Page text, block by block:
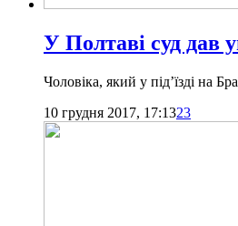
У Полтаві суд дав
Чоловіка, який у під’їзді на
10 грудня 2017, 17:1323